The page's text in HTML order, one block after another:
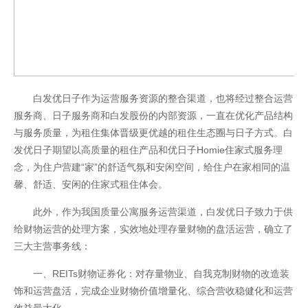
白发优日子作为运营服务资源的整合渠道，也将经过整合运营
服务商、日子服务商和白发股份的内部资源，一直在优化产品结构
与服务质量，为租住集体晋级更优越的租住生态圈与日子方式。白
发优日子期望以高质量的租住产品和优日子Homie住家式服务理
念，为住户营建“家”的舒适气氛和安闲空间，给住户在家相同的温
馨、舒适、安闲的住家式租住体会。
此外，作为我国质量公寓服务运营渠道，白发优日子致力于供
给财物运营的处理方案，实效地处理存量财物的盘活运营，确立了
三大主营事务线：
一、REITs财物证券化：对存量物业、自我克制财物的改造装
饰和运营盘活，完成企业财物价值增量化、综合营收稳健化和运营